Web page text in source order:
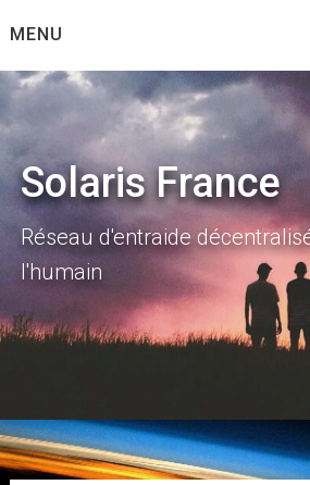
toMENU
Solaris France
Réseau d'entraide
l'humain